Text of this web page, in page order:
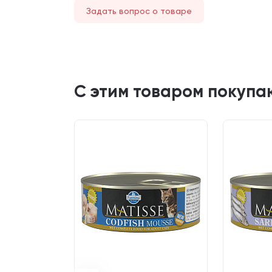
Задать вопрос о товаре
С этим товаром